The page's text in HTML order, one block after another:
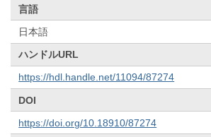
言語
日本語
ハンドルURL
https://hdl.handle.net/11094/87274
DOI
https://doi.org/10.18910/87274